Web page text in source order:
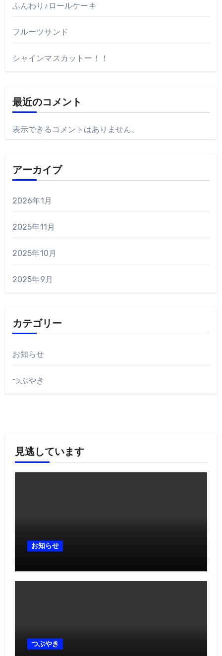
ふんわり♪ロールケーキ
フルーツサンド
シャインマスカットー！！
最近のコメント
表示できるコメントはありません。
アーカイブ
2026年1月
2025年11月
2025年10月
2025年9月
カテゴリー
お知らせ
つぶやき
見逃しています
お知らせ
つぶやき